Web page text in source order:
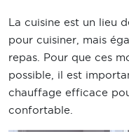
La cuisine est un lieu
pour cuisiner, mais
repas. Pour que ces
possible, il est
chauffage efficace
confortable.